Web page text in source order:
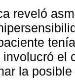
reveló
el
la